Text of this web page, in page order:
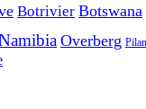
Botrivier Botswana
Overberg